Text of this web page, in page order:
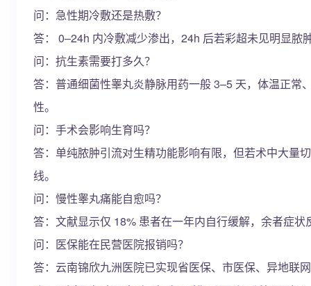
问：急性期冷敷还是热敷？
答： 0–24h 内冷敷减少渗出，24h 后若彩超未见明显
问：抗生素需要打多久？
答：普通细菌性睾丸炎静脉用药一般 3–5 天，体温正
性。
问：手术会影响生育吗？
答：单纯脓肿引流对生精功能影响有限，但若术中大量
线。
问：慢性睾丸痛能自愈吗？
答：文献显示仅 18% 患者在一年内自行缓解，余者症
问：医保能在民营医院报销吗？
答：云南锦欣九洲医院已实现省医保、市医保、异地联